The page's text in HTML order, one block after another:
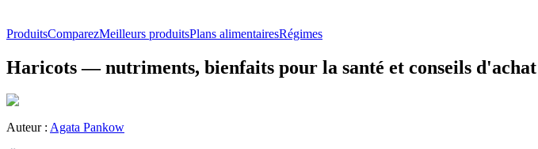
ProduitsComparezMeilleurs produitsPlans alimentairesRégimes
Haricots — nutriments, bienfaits pour la santé et conseils d'achat
Auteur : Agata Pankow